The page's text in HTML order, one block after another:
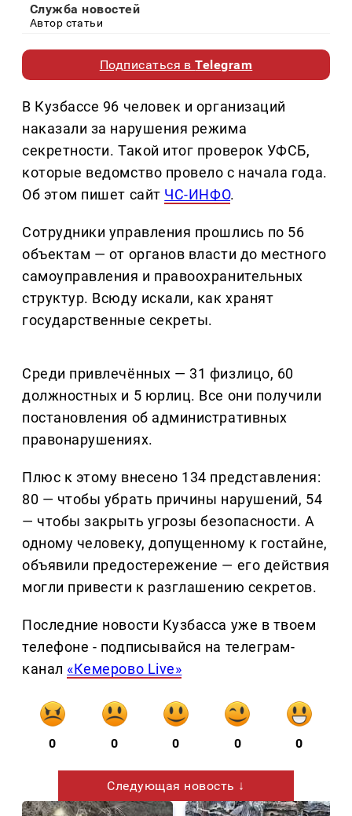
Служба новостей
Автор статьи
Подписаться вTelegram
В Кузбассе 96 человек и организаций
наказали за нарушения режима
секретности. Такой итог проверок УФСБ,
которые ведомство провело с начала года.
Об этом пишет сайт ЧС-ИНФО.
Сотрудники управления прошлись по 56
объектам — от органов власти до местного
самоуправления и правоохранительных
структур. Всюду искали, как хранят
государственные секреты.
Среди привлечённых — 31 физлицо, 60
должностных и 5 юрлиц. Все они получили
постановления об административных
правонарушениях.
Плюс к этому внесено 134 представления:
80 — чтобы убрать причины нарушений, 54
— чтобы закрыть угрозы безопасности. А
одному человеку, допущенному к гостайне,
объявили предостережение — его действия
могли привести к разглашению секретов.
Последние новости Кузбасса уже в твоем
телефоне - подписывайся на телеграм-
канал «Кемерово Live»
0 0 0 0 0
Следующая новость ↓